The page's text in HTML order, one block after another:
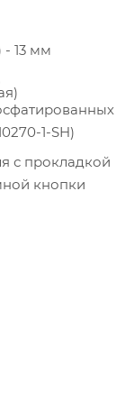
- 13 мм
1-SH)
с прокладкой
кнопки